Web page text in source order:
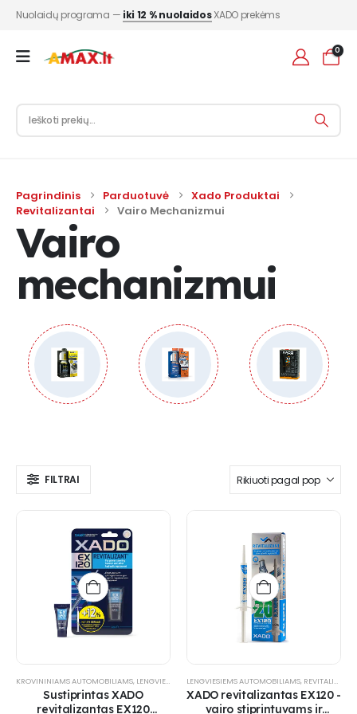
Nuolaidų programa — iki 12 % nuolaidosXADO prekėms
0
Pagrindinis Parduotuvė
Xado Produktai
Revitalizantai
Vairo Mechanizmui
Vairo
mechanizmui
FILTRAI
KROVININIAMS AUTOMOBILIAMS, LENGVIESIEMS AUTOMOBILIAMS ,REVITALIZANTAI,VAIRO
Sustiprintas XADO
revitalizantas EX120
LENGVIESIEMS AUTOMOBILIAMS, REVITALIZANTAI
XADO revitalizantas EX120 -
vairo stiprintuvams ir